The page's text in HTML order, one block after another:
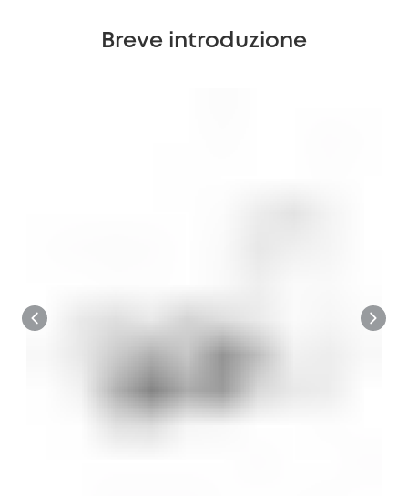
Breve introduzione